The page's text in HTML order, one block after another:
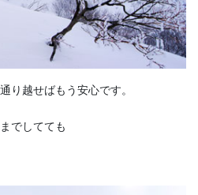
り越せばもう安心です。
でしてても